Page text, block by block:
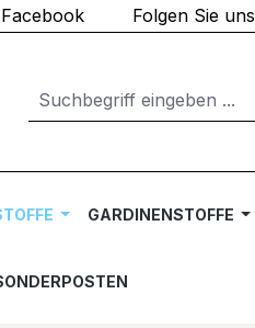
Folgen Sie
GARDINENSTOFFE